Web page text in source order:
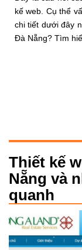
kế web. Cụ thể
chi tiết dưới đây
Đà Nẵng? Tìm
Thiết kế
Nẵng và
quanh